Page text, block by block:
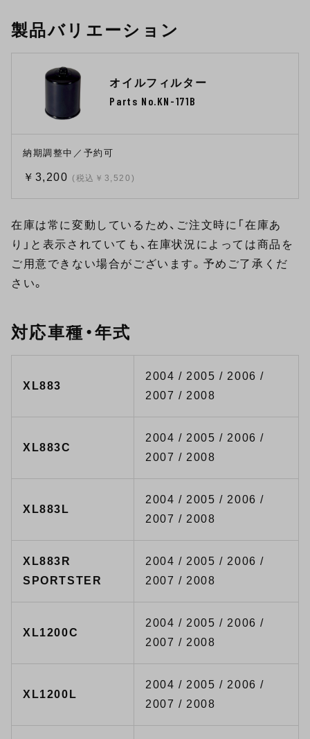
製品バリエーション
オイルフィルター
Parts No.KN-171B
納期調整中／予約可
￥3,200 (税込￥3,520)
在庫は常に変動しているため、ご注文時に「在庫あ
り」と表示されていても、在庫状況によっては商品を
ご用意できない場合がございます。予めご了承くだ
さい。
対応車種・年式
XL883
2004 / 2005 / 2006 /
2007 / 2008
XL883C
2004 / 2005 / 2006 /
2007 / 2008
XL883L
2004 / 2005 / 2006 /
2007 / 2008
XL883R
SPORTSTER
2004 / 2005 / 2006 /
2007 / 2008
XL1200C
2004 / 2005 / 2006 /
2007 / 2008
XL1200L
2004 / 2005 / 2006 /
2007 / 2008